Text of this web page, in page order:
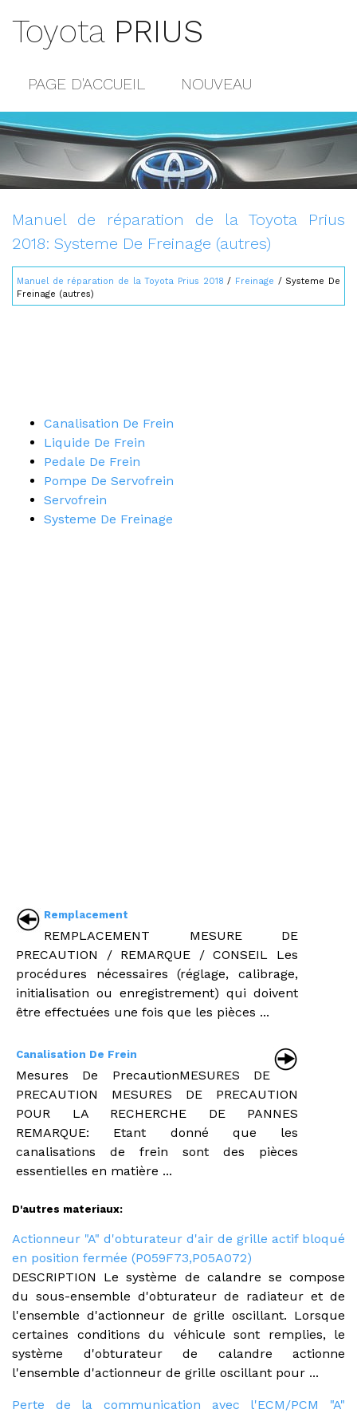
Toyota PRIUS
PAGE D'ACCUEIL NOUVEAU
POPULAIRE
CONTACTS
Manuel de réparation de la Toyota Prius
2018: Systeme De Freinage (autres)
Manuel de réparation de la Toyota Prius 2018 / Freinage / Systeme De
Freinage (autres)
Canalisation De Frein
Liquide De Frein
Pedale De Frein
Pompe De Servofrein
Servofrein
Systeme De Freinage
Remplacement
REMPLACEMENT MESURE DE
PRECAUTION / REMARQUE / CONSEIL Les
procédures nécessaires (réglage, calibrage,
initialisation ou enregistrement) qui doivent
être effectuées une fois que les pièces ...
Canalisation De Frein
Mesures De PrecautionMESURES DE
PRECAUTION MESURES DE PRECAUTION
POUR LA RECHERCHE DE PANNES
REMARQUE: Etant donné que les
canalisations de frein sont des pièces
essentielles en matière ...
D'autres materiaux:
Actionneur "A" d'obturateur d'air de grille actif bloqué
en position fermée (P059F73,P05A072)
DESCRIPTION Le système de calandre se compose
du sous-ensemble d'obturateur de radiateur et de
l'ensemble d'actionneur de grille oscillant. Lorsque
certaines conditions du véhicule sont remplies, le
système d'obturateur de calandre actionne
l'ensemble d'actionneur de grille oscillant pour ...
Perte de la communication avec l'ECM/PCM "A"